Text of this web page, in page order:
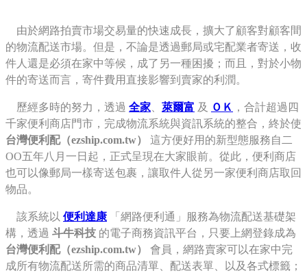
由於網路拍賣市場交易量的快速成長，擴大了顧客對顧客間
的物流配送市場。但是，不論是透過郵局或宅配業者寄送，收
件人還是必須在家中等候，成了另一種困擾；而且，對於小物
件的寄送而言，寄件費用直接影響到賣家的利潤。
歷經多時的努力，透過 全家 萊爾富 及 ＯＫ ，合計超過四
千家便利商店門市，完成物流系統與資訊系統的整合，終於使
台灣便利配（ezship.com.tw）
這方便好用的新型態服務自二
OO五年八月一日起，正式呈現在大家眼前。從此，便利商店
也可以像郵局一樣寄送包裹，讓取件人從另一家便利商店取回
物品。
該系統以 便利達康 「網路便利通」服務為物流配送基礎架
構，透過 斗牛科技 的電子商務資訊平台，只要上網登錄成為
台灣便利配（ezship.com.tw）
會員，網路賣家可以在家中完
成所有物流配送所需的商品清單、配送表單、以及各式標籤；